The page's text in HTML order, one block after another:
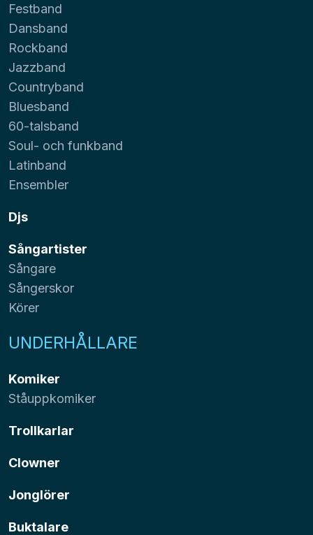
Festband
Dansband
Rockband
Jazzband
Countryband
Bluesband
60-talsband
Soul- och funkband
Latinband
Ensembler
Djs
Sångartister
Sångare
Sångerskor
Körer
UNDERHÅLLARE
Komiker
Ståuppkomiker
Trollkarlar
Clowner
Jonglörer
Buktalare